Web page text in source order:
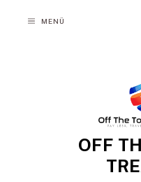
Inhalt
MENÜ
OFF